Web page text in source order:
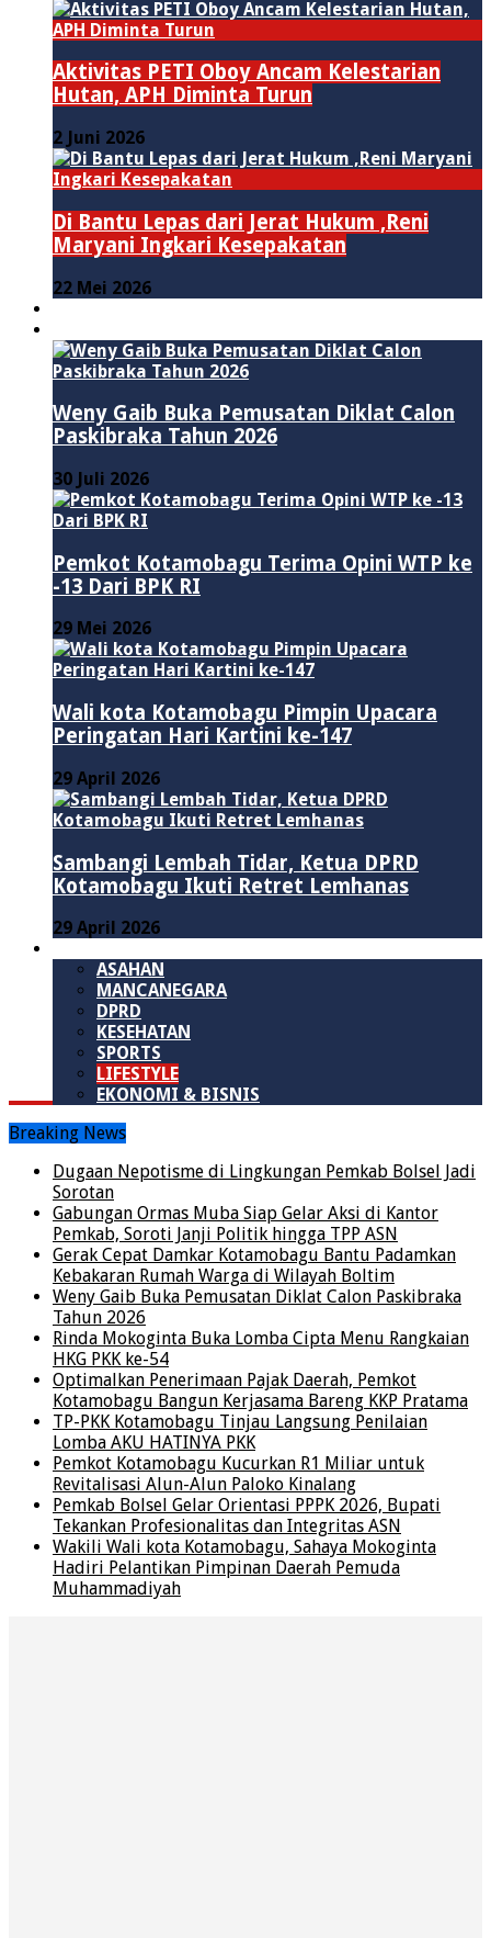
Aktivitas PETI Oboy Ancam Kelestarian
Hutan, APH Diminta Turun
2 Juni 2026
Di Bantu Lepas dari Jerat Hukum ,Reni
Maryani Ingkari Kesepakatan
22 Mei 2026
Weny Gaib Buka Pemusatan Diklat Calon
Paskibraka Tahun 2026
30 Juli 2026
Pemkot Kotamobagu Terima Opini WTP ke
-13 Dari BPK RI
29 Mei 2026
Wali kota Kotamobagu Pimpin Upacara
Peringatan Hari Kartini ke-147
29 April 2026
Sambangi Lembah Tidar, Ketua DPRD
Kotamobagu Ikuti Retret Lemhanas
29 April 2026
ASAHAN
MANCANEGARA
DPRD
KESEHATAN
SPORTS
LIFESTYLE
EKONOMI & BISNIS
Breaking News
Dugaan Nepotisme di Lingkungan Pemkab Bolsel Jadi
Sorotan
Gabungan Ormas Muba Siap Gelar Aksi di Kantor
Pemkab, Soroti Janji Politik hingga TPP ASN
Gerak Cepat Damkar Kotamobagu Bantu Padamkan
Kebakaran Rumah Warga di Wilayah Boltim
Weny Gaib Buka Pemusatan Diklat Calon Paskibraka
Tahun 2026
Rinda Mokoginta Buka Lomba Cipta Menu Rangkaian
HKG PKK ke-54
Optimalkan Penerimaan Pajak Daerah, Pemkot
Kotamobagu Bangun Kerjasama Bareng KKP Pratama
TP-PKK Kotamobagu Tinjau Langsung Penilaian
Lomba AKU HATINYA PKK
Pemkot Kotamobagu Kucurkan R1 Miliar untuk
Revitalisasi Alun-Alun Paloko Kinalang
Pemkab Bolsel Gelar Orientasi PPPK 2026, Bupati
Tekankan Profesionalitas dan Integritas ASN
Wakili Wali kota Kotamobagu, Sahaya Mokoginta
Hadiri Pelantikan Pimpinan Daerah Pemuda
Muhammadiyah